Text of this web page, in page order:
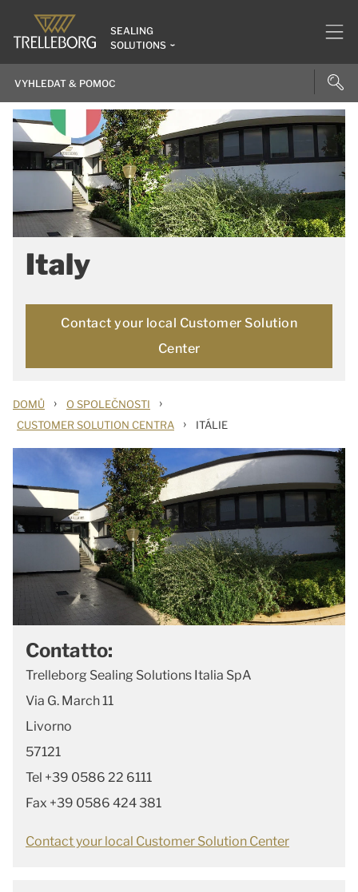
SEALING
SOLUTIONS
Italy
Contact your local Customer Solution
Center
DOMŮ › O SPOLEČNOSTI ›
CUSTOMER SOLUTION CENTRA › ITÁLIE
Contatto:
Trelleborg Sealing Solutions Italia SpA
Via G. March 11
Livorno
57121
Tel +39 0586 22 6111
Fax +39 0586 424 381
Contact your local Customer Solution Center